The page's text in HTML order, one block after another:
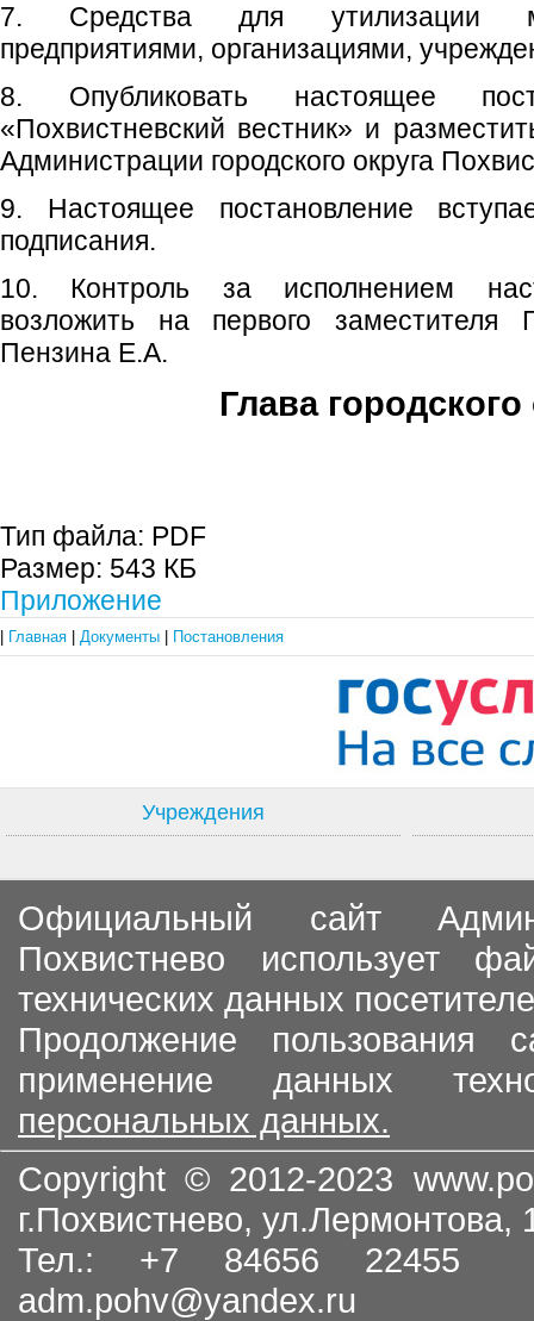
7. Средства для утилизации
предприятиями, организациями,
8. Опубликовать настоящее
«Похвистневский вестник» и
Администрации городского округа
9. Настоящее постановление
подписания.
10. Контроль за исполнением
возложить на первого заместителя
Пензина Е.А.
Глава городского
Тип файла: PDF
Размер: 543 КБ
Приложение
Главная Документы Постановления
Учреждения
Официальный сайт
Похвистнево использует
технических данных
Продолжение пользования
применение данных
персональных данных.
Copyright © 2012-2023
г.Похвистнево, ул.Лермонтова,
Тел.: +7 84656
adm.pohv@yandex.ru